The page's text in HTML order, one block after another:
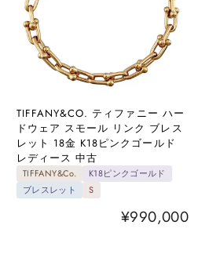
TIFFANY&CO. ティファニー ハー
ドウェア スモール リンク ブレス
レット 18金 K18ピンクゴールド
レディース 中古
TIFFANY&Co.
K18ピンクゴールド
ブレスレット
S
¥990,000